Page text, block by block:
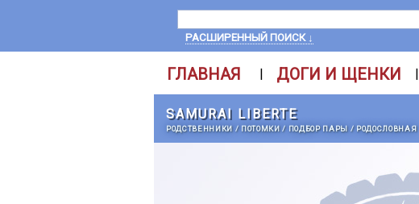
РАСШИРЕННЫЙ ПОИСК ↓
ГЛАВНАЯ | ДОГИ И ЩЕНКИ |
SAMURAI LIBERTE
РОДСТВЕННИКИ / ПОТОМКИ/ ПОДБОР ПАРЫ / РОДОСЛОВНАЯ